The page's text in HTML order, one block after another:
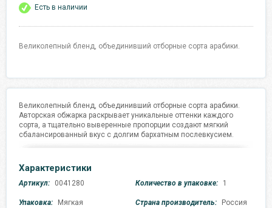
Есть в наличии
Великолепный бленд, объединивший отборные сорта арабики.
Великолепный бленд, объединивший отборные сорта арабики.
Авторская обжарка раскрывает уникальные оттенки каждого
сорта, а тщательно выверенные пропорции создают мягкий
сбалансированный вкус с долгим бархатным послевкусием.
Характеристики
Артикул: 0041280 Количество в упаковке: 1
Упаковка: Мягкая Страна производитель: Россия